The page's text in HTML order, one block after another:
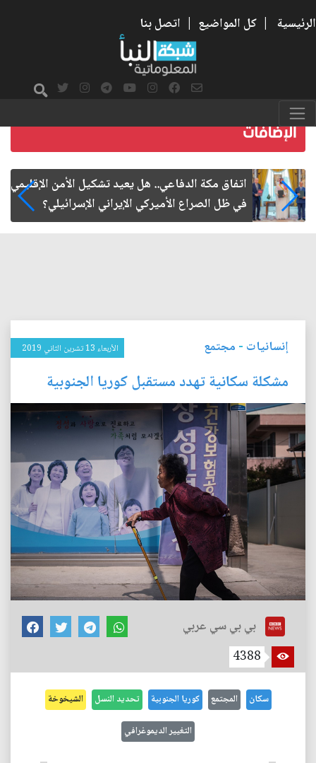
الرئيسية | كل المواضيع | اتصل بنا
اتفاق مكة الدفاعي.. هل يعيد تشكيل الأمن الإقليمي
في ظل الصراع الأميركي الإيراني الإسرائيلي؟
إنسانيات - مجتمع الأربعاء 13 تشرين الثاني 2019
مشكلة سكانية تهدد مستقبل كوريا الجنوبية
بي بي سي عربي
4388
سكان المجتمع كوريا الجنوبية تحديد النسل الشيخوخة
التغيير الديموغرافي